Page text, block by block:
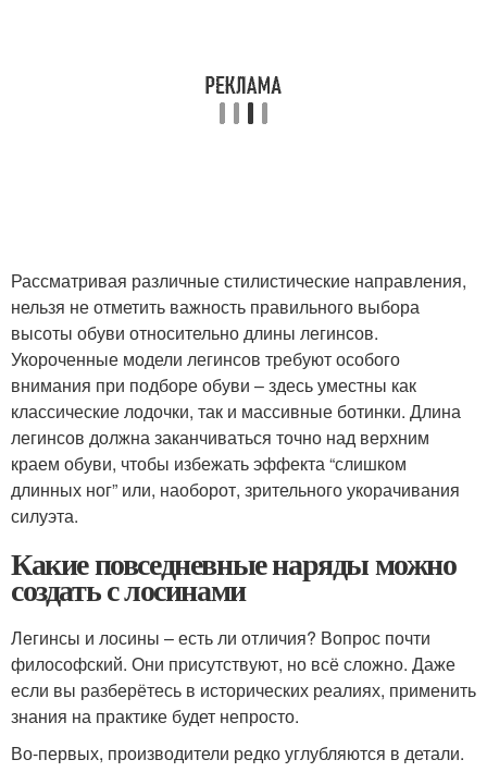
Рассматривая различные стилистические направления,
нельзя не отметить важность правильного выбора
высоты обуви относительно длины легинсов.
Укороченные модели легинсов требуют особого
внимания при подборе обуви – здесь уместны как
классические лодочки, так и массивные ботинки. Длина
легинсов должна заканчиваться точно над верхним
краем обуви, чтобы избежать эффекта “слишком
длинных ног” или, наоборот, зрительного укорачивания
силуэта.
Какие повседневные наряды можно
создать с лосинами
Легинсы и лосины – есть ли отличия? Вопрос почти
философский. Они присутствуют, но всё сложно. Даже
если вы разберётесь в исторических реалиях, применить
знания на практике будет непросто.
Во-первых, производители редко углубляются в детали.